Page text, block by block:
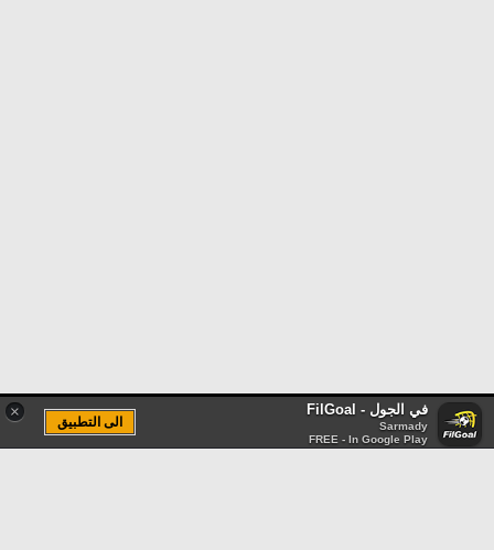
× في الجول - FilGoal
Sarmady
FREE - In Google Play
الى التطبيق